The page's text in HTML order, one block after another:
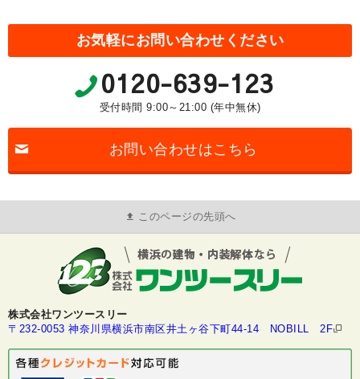
お気軽にお問い合わせください
0120-639-123
受付時間 9:00～21:00 (年中無休)
お問い合わせはこちら
このページの先頭へ
株式会社ワンツースリー
〒232-0053 神奈川県横浜市南区井土ヶ谷下町44-14 NOBILL 2F